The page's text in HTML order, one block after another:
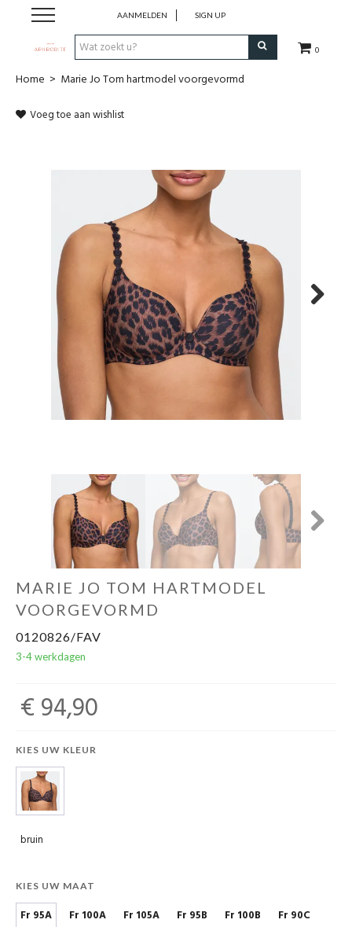
0
AANMELDEN SIGN UP
Home
Contact
Login
Home > Marie Jo Tom hartmodel voorgevormd
Voeg toe aan wishlist
MARIE JO TOM HARTMODEL
VOORGEVORMD
0120826/FAV
3-4 werkdagen
€ 94,90
KIES UW KLEUR
bruin
KIES UW MAAT
Fr 95A Fr 100A Fr 105A Fr 95B Fr 100B
Fr 90C